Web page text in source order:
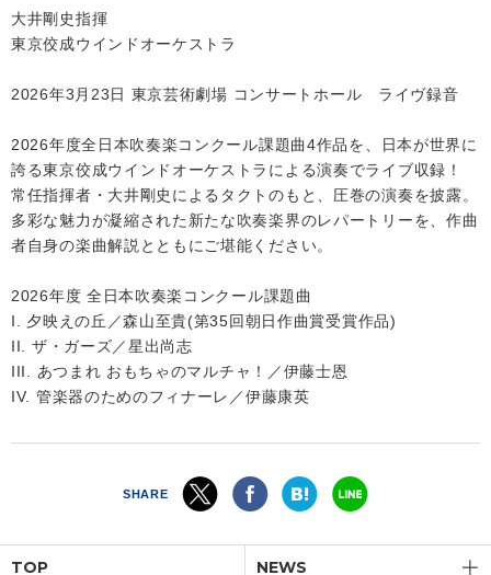
大井剛史指揮
東京佼成ウインドオーケストラ
2026年3月23日 東京芸術劇場 コンサートホール ライヴ録音
2026年度全日本吹奏楽コンクール課題曲4作品を、日本が世界に
誇る東京佼成ウインドオーケストラによる演奏でライブ収録！
常任指揮者・大井剛史によるタクトのもと、圧巻の演奏を披露。
多彩な魅力が凝縮された新たな吹奏楽界のレパートリーを、作曲
者自身の楽曲解説とともにご堪能ください。
2026年度 全日本吹奏楽コンクール課題曲
I. 夕映えの丘／森山至貴(第35回朝日作曲賞受賞作品)
II. ザ・ガーズ／星出尚志
III. あつまれ おもちゃのマルチャ！／伊藤士恩
IV. 管楽器のためのフィナーレ／伊藤康英
SHARE
TOP NEWS